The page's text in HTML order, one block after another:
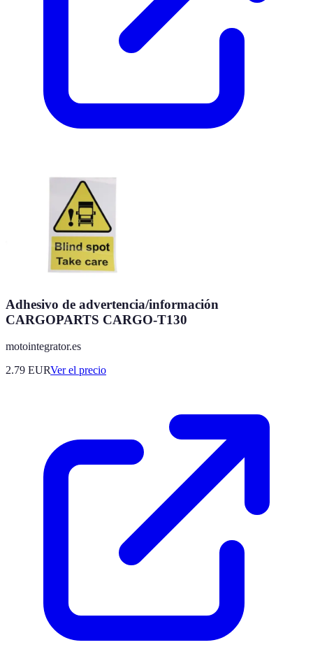
Adhesivo de advertencia/información
CARGOPARTS CARGO-T130
motointegrator.es
2.79 EURVer el precio